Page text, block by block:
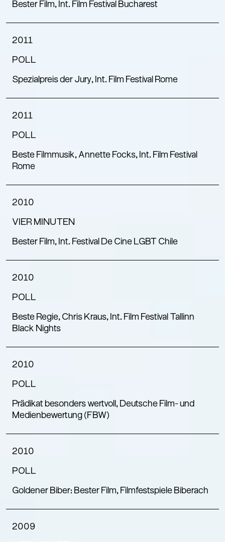
Bester Film, Int. Film Festival Bucharest
2011
POLL
Spezialpreis der Jury, Int. Film Festival Rome
2011
POLL
Beste Filmmusik, Annette Focks, Int. Film Festival
Rome
2010
VIER MINUTEN
Bester Film, Int. Festival De Cine LGBT Chile
2010
POLL
Beste Regie, Chris Kraus, Int. Film Festival Tallinn
Black Nights
2010
POLL
Prädikat besonders wertvoll, Deutsche Film- und
Medienbewertung (FBW)
2010
POLL
Goldener Biber: Bester Film, Filmfestspiele Biberach
2009